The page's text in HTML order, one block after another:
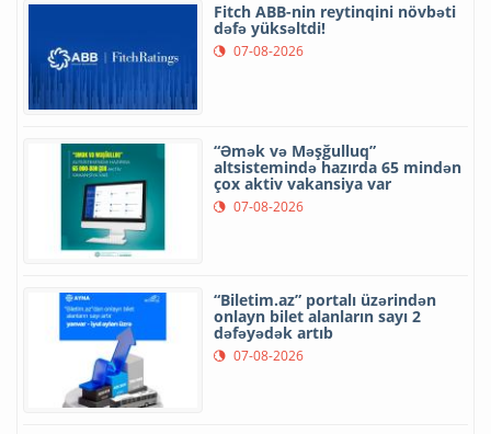
Fitch ABB-nin reytinqini növbəti
dəfə yüksəltdi!
07-08-2026
“Əmək və Məşğulluq”
altsistemində hazırda 65 mindən
çox aktiv vakansiya var
07-08-2026
“Biletim.az” portalı üzərindən
onlayn bilet alanların sayı 2
dəfəyədək artıb
07-08-2026